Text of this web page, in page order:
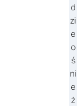
d
zi
e
o
ś
ni
e
ż